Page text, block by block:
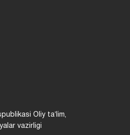
Oliy taʼlim,
vazirligi